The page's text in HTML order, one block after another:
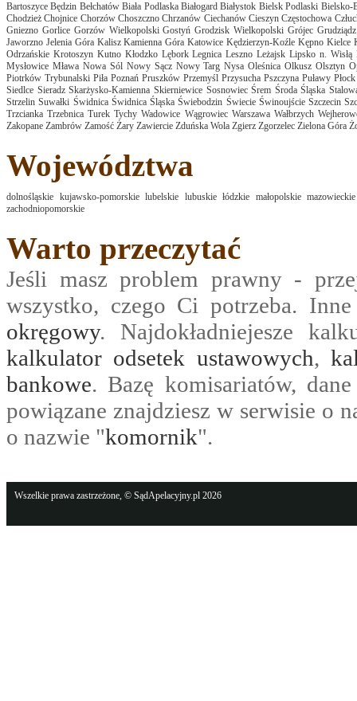
Bartoszyce Będzin Bełchatów Biała Podlaska Białogard Białystok Bielsk Podlaski Bielsko-
Chodzież Chojnice Chorzów Choszczno Chrzanów Ciechanów Cieszyn Częstochowa
Gniezno Gorlice Gorzów Wielkopolski Gostyń Grodzisk Wielkopolski Grójec Grudziądz
Jaworzno Jelenia Góra Kalisz Kamienna Góra Katowice Kędzierzyn-Koźle Kępno Kielce
Odrzańskie Krotoszyn Kutno Kłodzko Lębork Legnica Leszno Leżajsk Lipsko n. Wisłą
Mysłowice Mława Nowa Sól Nowy Sącz Nowy Targ Nysa Oleśnica Olkusz Olsztyn
Piotrków Trybunalski Piła Poznań Pruszków Przemyśl Przysucha Pszczyna Puławy Płock
Siedlce Sieradz Skarżysko-Kamienna Skierniewice Sosnowiec Śrem Środa Śląska
Strzelin Suwałki Świdnica Świdnica Śląska Świebodzin Świecie Świnoujście Szczecin
Trzcianka Trzebnica Turek Tychy Wadowice Wągrowiec Warszawa Wałbrzych
Zakopane Zambrów Zamość Żary Zawiercie Zduńska Wola Zgierz Zgorzelec Zielona Góra
Województwa
dolnośląskie kujawsko-pomorskie lubelskie lubuskie łódzkie małopolskie mazowieckie
zachodniopomorskie
Warto przeczytać
Jeśli masz problem prawny -
wszystko, czego Ci potrzeba.
okręgowy. Najdokładniejesze
kalkulator odsetek ustawowych,
bankowe. Bazę komisariatów,
powiązane znajdziesz w serwisie o
o nazwie "komornik".
Wszelkie prawa zastrzeżone, © SądApelacyjny.pl 2026